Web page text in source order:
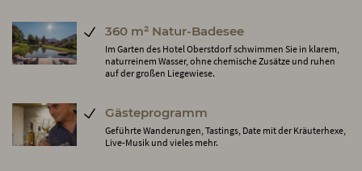
360 m² Natur-Badesee
Im Garten des Hotel Oberstdorf schwimmen Sie in klarem,
naturreinem Wasser, ohne chemische Zusätze und ruhen
auf der großen Liegewiese.
Gästeprogramm
Geführte Wanderungen, Tastings, Date mit der Kräuterhexe,
Live-Musik und vieles mehr.